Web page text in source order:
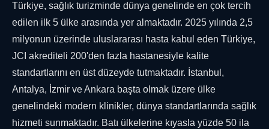
Türkiye, sağlık turizminde dünya genelinde en çok tercih
edilen ilk 5 ülke arasında yer almaktadır. 2025 yılında 2,5
milyonun üzerinde uluslararası hasta kabul eden Türkiye,
JCI akrediteli 200'den fazla hastanesiyle kalite
standartlarını en üst düzeyde tutmaktadır. İstanbul,
Antalya, İzmir ve Ankara başta olmak üzere ülke
genelindeki modern klinikler, dünya standartlarında sağlık
hizmeti sunmaktadır. Batı ülkelerine kıyasla yüzde 50 ila